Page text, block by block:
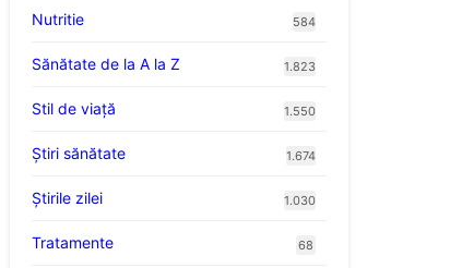
Nutritie 584
Sănătate de la A la Z 1.823
Stil de viaţă 1.550
Ştiri sănătate 1.674
Știrile zilei 1.030
Tratamente 68